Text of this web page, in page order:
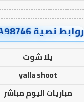
روابط نصية AA98746
يلا شوت
yalla shoot
مباريات اليوم مباشر